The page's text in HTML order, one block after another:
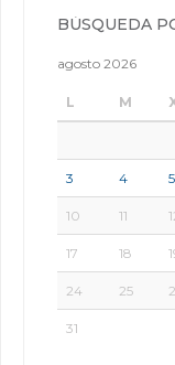
BÚSQUEDA
agosto 2026
L M
3 4 5
10 11
17 18
24 25
31